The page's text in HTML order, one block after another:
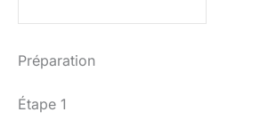
Préparation
Étape 1